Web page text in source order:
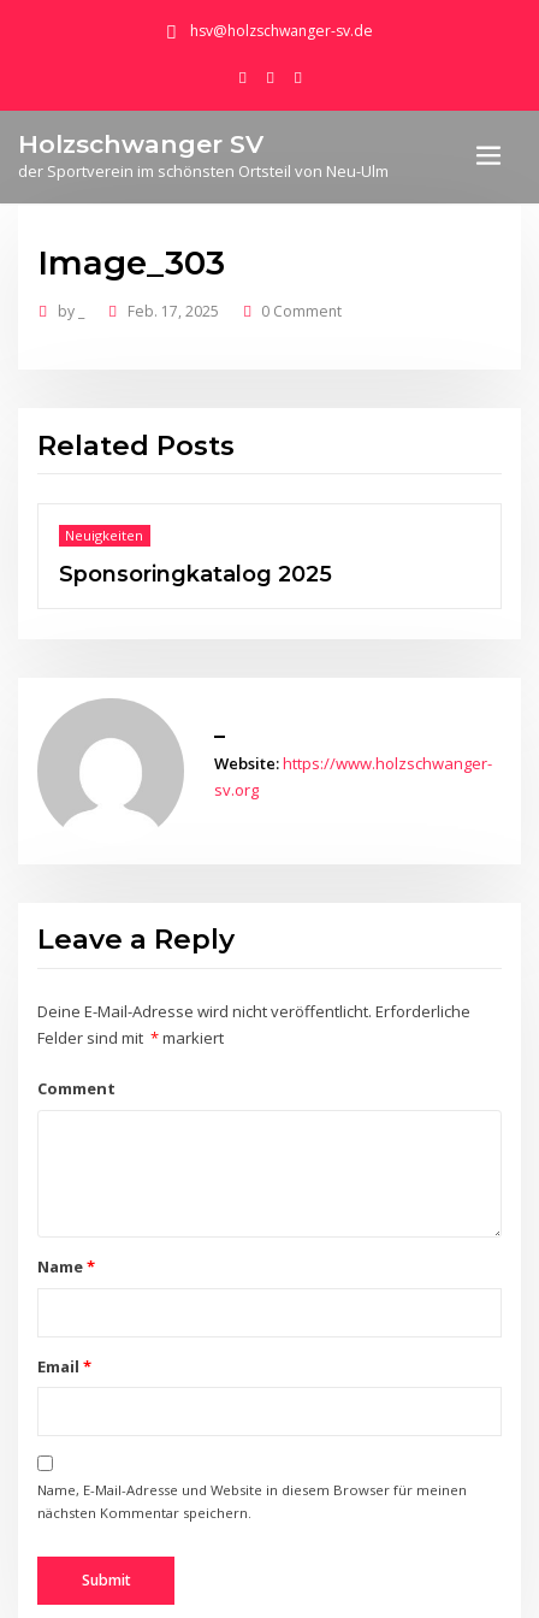
hsv@holzschwanger-sv.de
Holzschwanger SV
der Sportverein im schönsten Ortsteil von Neu-Ulm
Image_303
by Feb. 17, 2025 0 Comment
Related Posts
Neuigkeiten
Sponsoringkatalog 2025
_
Website:https://www.holzschwanger-
sv.org
Leave a Reply
Deine E-Mail-Adresse wird nicht veröffentlicht. Erforderliche
Felder sind mit *markiert
Comment
Name*
Email *
Name, E-Mail-Adresse und Website in diesem Browser für meinen
nächsten Kommentar speichern.